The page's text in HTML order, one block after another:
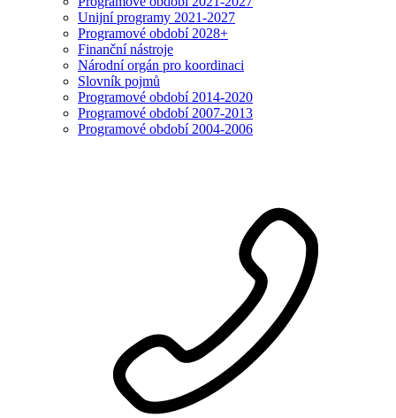
Unijní programy 2021-2027
Programové období 2028+
Finanční nástroje
Národní orgán pro koordinaci
Slovník pojmů
Programové období 2014-2020
Programové období 2007-2013
Programové období 2004-2006